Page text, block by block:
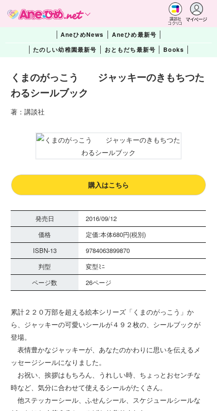
講談社
コクリコ
マイページ
AneひめNews
Aneひめ最新号
たのしい幼稚園最新号
おともだち最新号 Books
くまのがっこう ジャッキーのきもちつた
わるシールブック
著：講談社
購入はこちら
発売日
2016/09/12
価格
定価:本体680円(税別)
ISBN-13
9784063899870
判型
変型ﾐﾆ
ページ数
26ページ
累計２２０万部を超える絵本シリーズ「くまのがっこう」か
ら、ジャッキーの可愛いシールが４９２枚の、シールブックが
登場。
表情豊かなジャッキーが、あなたのかわりに思いを伝えるメ
ッセージシールになりました。
お祝い、挨拶はもちろん、うれしい時、ちょっとおセンチな
時など、気分に合わせて使えるシールがたくさん。
他ステッカーシール、ふせんシール、スケジュールシールな